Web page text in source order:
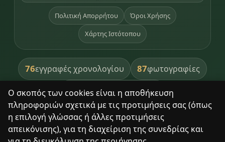
Ο σκοπός των cookies είναι η αποθήκευση
πληροφοριών σχετικά με τις προτιμήσεις σας (όπως
η επιλογή γλώσσας ή άλλες προτιμήσεις
απεικόνισης), για τη διαχείριση της συνεδρίας και
Πολιτική Απορρήτου Όροι Χρήσης
Χάρτης Ιστότοπου
76εγγραφές χρονολογίου 87φωτογραφίες
391βιβλία βιβλιοθήκης
8σημεία κληρονομιάς